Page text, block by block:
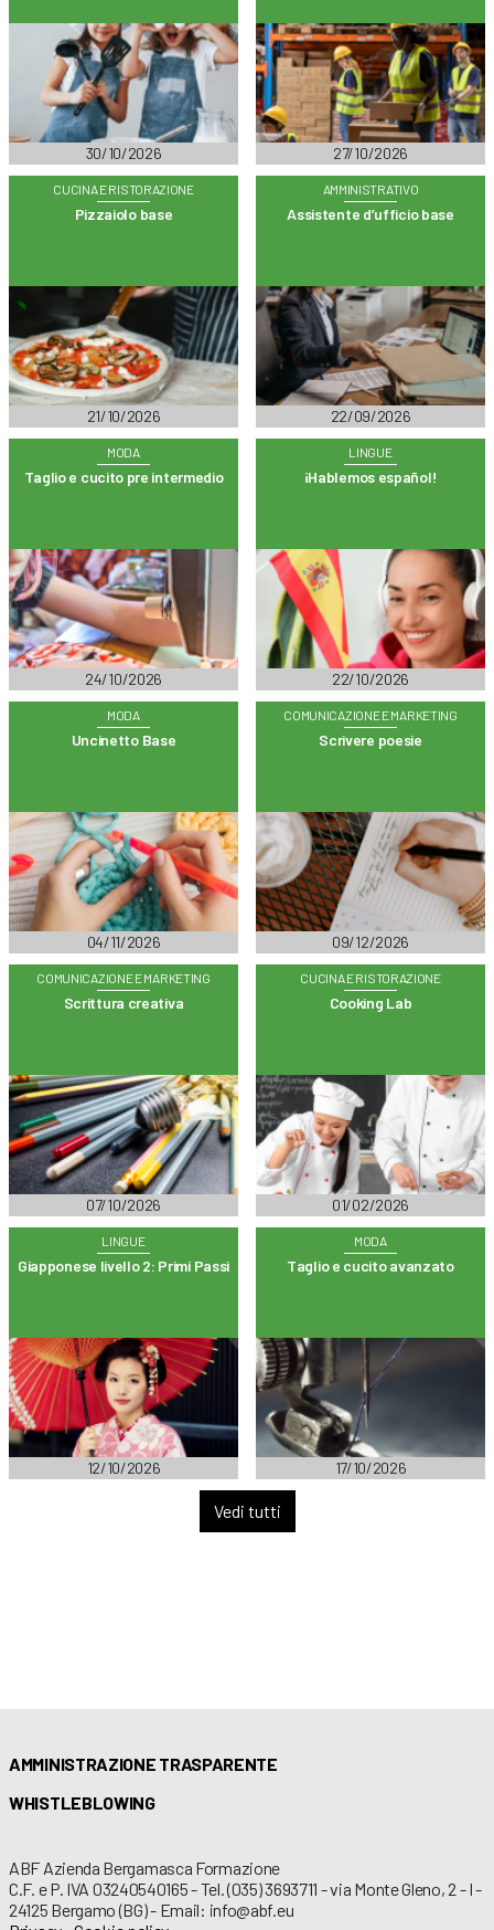
30/10/2026 27/10/2026
CUCINA E RISTORAZIONE
Pizzaiolo base
21/10/2026
AMMINISTRATIVO
Assistente d’ufficio base
22/09/2026
MODA
Taglio e cucito pre intermedio
24/10/2026
LINGUE
¡Hablemos español!
22/10/2026
MODA
Uncinetto Base
04/11/2026
COMUNICAZIONE E MARKETING
Scrivere poesie
09/12/2026
COMUNICAZIONE E MARKETING
Scrittura creativa
07/10/2026
CUCINA E RISTORAZIONE
Cooking Lab
01/02/2026
LINGUE
Giapponese livello 2: Primi Passi
12/10/2026
MODA
Taglio e cucito avanzato
17/10/2026
Vedi tutti
AMMINISTRAZIONE TRASPARENTE
WHISTLEBLOWING
ABF Azienda Bergamasca Formazione
C.F. e P. IVA 03240540165 - Tel. (035) 3693711 - via Monte Gleno, 2 - I -
24125 Bergamo (BG) - Email: info@abf.eu